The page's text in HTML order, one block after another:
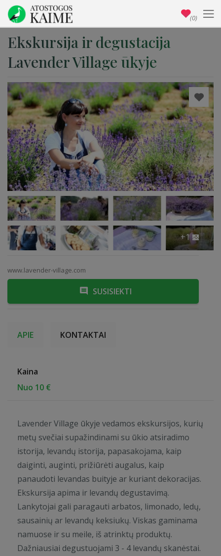
Ekskursija ir degustacija
Lavender Village ūkyje
+1
www.lavender-village.com
SUSISIEKTI
APIE KONTAKTAI
Kaina
Nuo 10 €
Lavender Village ūkyje vedamos ekskursijos, kurių
metų svečiai supažindinami su ūkio atsiradimo
istorija, levandų istorija, papasakojama, kaip
daiginti, auginti, prižiūrėti augalus, kaip
panaudoti levandas buityje ar kuriant dekoracijas.
Ekskursija apima ir levandų degustavimą.
Lankytojai gali paragauti arbatos, limonado, ledų,
sausainių ar levandų keksiukų. Viskas gaminama
namuose ir su meile, iš atrinktų produktų.
Dažniausiai degustuojami 3 - 4 levandų skanėstai.
(0)